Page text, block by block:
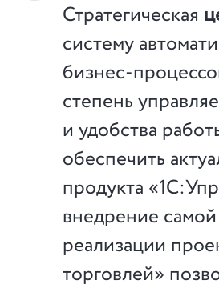
Стратегическая
систему
бизнес-
степень
и удобства
обеспечить
продукта
внедрение
реализации
торговлей»